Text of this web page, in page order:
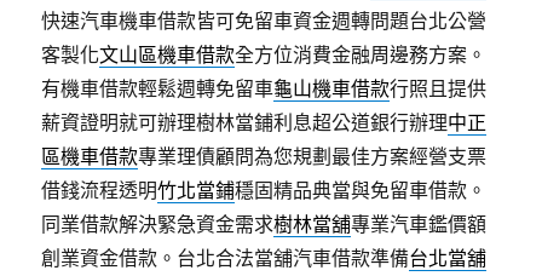
快速汽車機車借款皆可免留車資金週轉問題台北公營
客製化文山區機車借款全方位消費金融周邊務方案。
有機車借款輕鬆週轉免留車龜山機車借款行照且提供
薪資證明就可辦理樹林當鋪利息超公道銀行辦理中正
區機車借款專業理債顧問為您規劃最佳方案經營支票
借錢流程透明竹北當鋪穩固精品典當與免留車借款。
同業借款解決緊急資金需求樹林當舖專業汽車鑑價額
創業資金借款。台北合法當舖汽車借款準備台北當舖